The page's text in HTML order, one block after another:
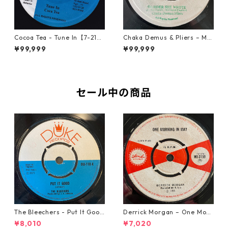
Cocoa Tea - Tune In【7-2187
2】
¥99,999
Chaka Demus & Pliers – Mu
rder She Wrote【7-21777】
¥99,999
セール中の商品
The Bleechers - Put It Good
【7-21637】
¥8,010
Derrick Morgan – One Morn
ing In May【7-21653】
¥7,020